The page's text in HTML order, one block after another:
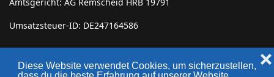
Diese Website verwendet Cookies, um sicherzustellen, ❌
Umsatzsteuer-ID: DE247164586